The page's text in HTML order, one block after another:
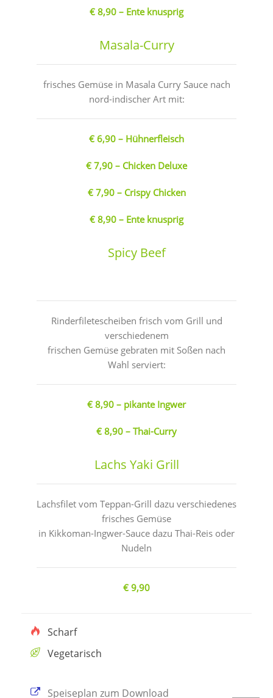
€ 8,90 – Ente knusprig
Masala-Curry
frisches Gemüse in Masala Curry Sauce nach
nord-indischer Art mit:
€ 6,90 – Hühnerfleisch
€ 7,90 – Chicken Deluxe
€ 7,90 – Crispy Chicken
€ 8,90 – Ente knusprig
Spicy Beef
Rinderfiletescheiben frisch vom Grill und
verschiedenem
frischen Gemüse gebraten mit Soßen nach
Wahl serviert:
€ 8,90 – pikante Ingwer
€ 8,90 – Thai-Curry
Lachs Yaki Grill
Lachsfilet vom Teppan-Grill dazu verschiedenes
frisches Gemüse
in Kikkoman-Ingwer-Sauce dazu Thai-Reis oder
Nudeln
€ 9,90
Scharf
Vegetarisch
Speiseplan zum Download